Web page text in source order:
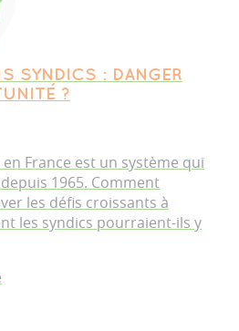
SYNDICS : DANGER
?
France est un système qui
1965. Comment
les défis croissants à
les syndics pourraient-ils y